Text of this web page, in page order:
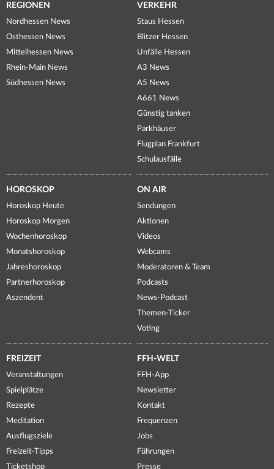
REGIONEN
Nordhessen News
Osthessen News
Mittelhessen News
Rhein-Main News
Südhessen News
VERKEHR
Staus Hessen
Blitzer Hessen
Unfälle Hessen
A3 News
A5 News
A661 News
Günstig tanken
Parkhäuser
Flugplan Frankfurt
Schulausfälle
HOROSKOP
Horoskop Heute
Horoskop Morgen
Wochenhoroskop
Monatshoroskop
Jahreshoroskop
Partnerhoroskop
Aszendent
ON AIR
Sendungen
Aktionen
Videos
Webcams
Moderatoren & Team
Podcasts
News-Podcast
Themen-Ticker
Voting
FREIZEIT
Veranstaltungen
Spielplätze
Rezepte
Meditation
Ausflugsziele
Freizeit-Tipps
Ticketshop
FFH-WELT
FFH-App
Newsletter
Kontakt
Frequenzen
Jobs
Führungen
Presse